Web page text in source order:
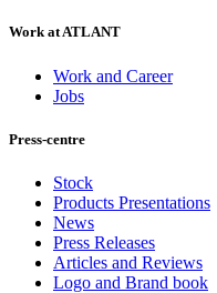
Work at ATLANT
Work and Career
Jobs
Press-centre
Stock
Products Presentations
News
Press Releases
Articles and Reviews
Logo and Brand book